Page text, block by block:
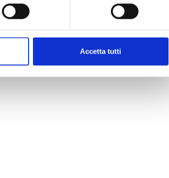
Accetta tutti